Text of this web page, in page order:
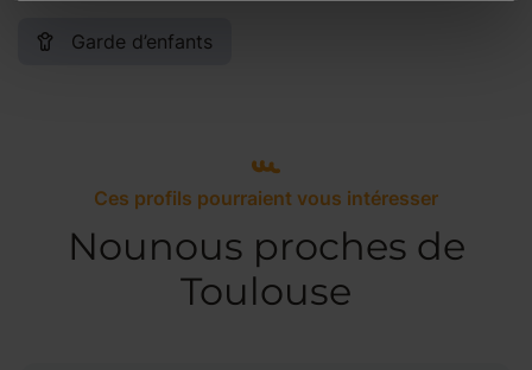
Garde d’enfants
Ces profils pourraient vous intéresser
Nounous proches de
Toulouse